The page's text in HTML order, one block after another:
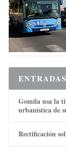
Gomila usa la
urbanística de
Rectificación